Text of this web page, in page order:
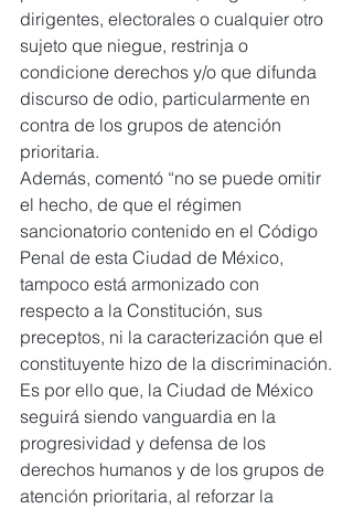
dirigentes, electorales o cualquier otro
sujeto que niegue, restrinja o
condicione derechos y/o que difunda
discurso de odio, particularmente en
contra de los grupos de atención
prioritaria.
Además, comentó “no se puede omitir
el hecho, de que el régimen
sancionatorio contenido en el Código
Penal de esta Ciudad de México,
tampoco está armonizado con
respecto a la Constitución, sus
preceptos, ni la caracterización que el
constituyente hizo de la discriminación.
Es por ello que, la Ciudad de México
seguirá siendo vanguardia en la
progresividad y defensa de los
derechos humanos y de los grupos de
atención prioritaria, al reforzar la